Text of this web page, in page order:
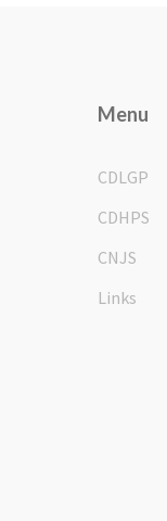
Menu
CDLGP
CDHPS
CNJS
Links